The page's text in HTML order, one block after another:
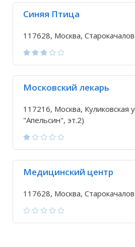
Синяя Птица
117628, Москва,
Московский лекарь
117216, Москва, Куликовская
"Апельсин", эт.2)
Медицинский центр
117628, Москва,